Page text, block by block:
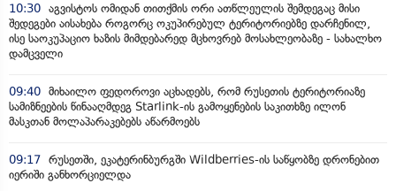
10:30 აგვისტოს ომიდან თითქმის ორი ათწლეულის შემდეგაც მისი
შედეგები აისახება როგორც ოკუპირებულ ტერიტორიებზე დარჩენილ,
ისე საოკუპაციო ხაზის მიმდებარედ მცხოვრებ მოსახლეობაზე - სახალხო
დამცველი
09:40 მიხაილო ფედოროვი აცხადებს, რომ რუსეთის ტერიტორიაზე
სამიზნეების წინააღმდეგ Starlink-ის გამოყენების საკითხზე ილონ
მასკთან მოლაპარაკებებს აწარმოებს
09:17 რუსეთში, ეკატერინბურგში Wildberries-ის საწყობზე დრონებით
იერიში განხორციელდა